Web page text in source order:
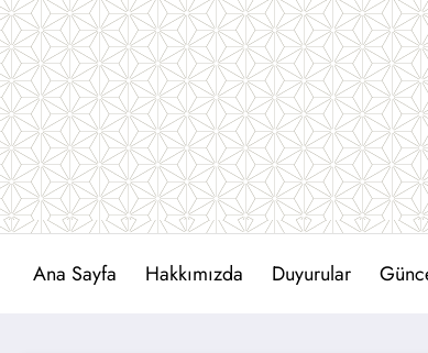
İçeriğe
atla
Ana Sayfa Hakkımızda Duyurular